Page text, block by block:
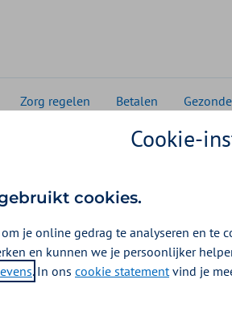
Zorg regelen Betalen
zijn landelijk
Topinkomens (WNT).
Cookie-
cookies.
je online gedrag te analyseren en te
en kunnen we je persoonlijker
. In ons cookie statementvind je